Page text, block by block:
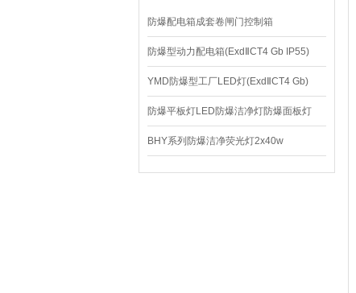
防爆配电箱成套卷闸门控制箱
防爆型动力配电箱(ExdⅡCT4 Gb IP55)
YMD防爆型工厂LED灯(ExdⅡCT4 Gb)
220V/150W
防爆平板灯LED防爆洁净灯防爆面板灯
BHY系列防爆洁净荧光灯2x40w